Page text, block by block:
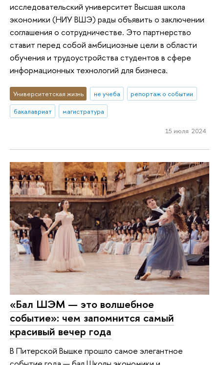
исследовательский университет Высшая школа
экономики (НИУ ВШЭ) рады объявить о заключении
соглашения о сотрудничестве. Это партнерство
ставит перед собой амбициозные цели в области
обучения и трудоустройства студентов в сфере
информационных технологий для бизнеса.
Университетская жизнь не учеба
репортаж о событии
бакалавриат
магистратура
15 июля 2024
«Бал ШЭМ — это волшебное
событие»: чем запомнится самый
красивый вечер года
В Питерской Вышке прошло самое элегантное